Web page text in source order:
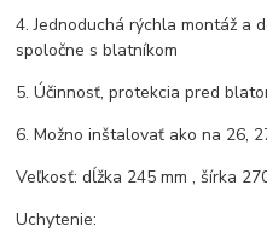
4. Jednoduchá rýchla montáž a
spoločne s blatníkom
5. Účinnosť, protekcia pred
6. Možno inštalovať ako na 26,
Veľkosť: dĺžka 245 mm , šírka
Uchytenie: